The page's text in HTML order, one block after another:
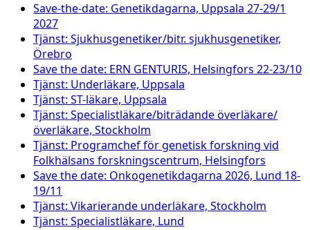
Save-the-date: Genetikdagarna, Uppsala 27-29/1
2027
Tjänst: Sjukhusgenetiker/bitr. sjukhusgenetiker,
Örebro
Save the date: ERN GENTURIS, Helsingfors 22-23/10
Tjänst: Underläkare, Uppsala
Tjänst: ST-läkare, Uppsala
Tjänst: Specialistläkare/biträdande överläkare/
överläkare, Stockholm
Tjänst: Programchef för genetisk forskning vid
Folkhälsans forskningscentrum, Helsingfors
Save the date: Onkogenetikdagarna 2026, Lund 18-
19/11
Tjänst: Vikarierande underläkare, Stockholm
Tjänst: Specialistläkare, Lund